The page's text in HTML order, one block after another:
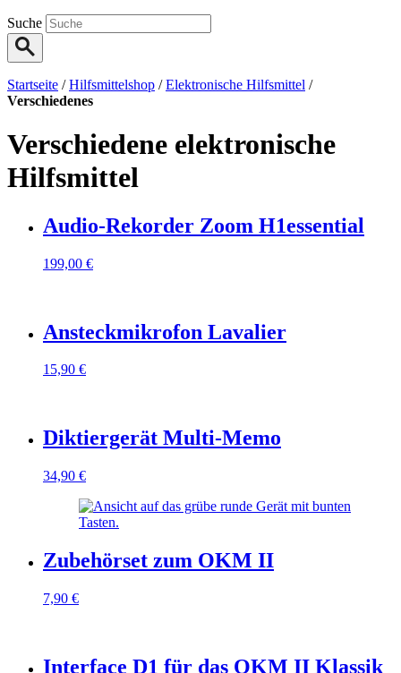
Suche
Startseite /Hilfsmittelshop /Elektronische Hilfsmittel /
Verschiedenes
Verschiedene elektronische
Hilfsmittel
Audio-Rekorder Zoom H1essential
199,00 €
Ansteckmikrofon Lavalier
15,90 €
Diktiergerät Multi-Memo
34,90 €
Zubehörset zum OKM II
7,90 €
Interface D1 für das OKM II Klassik